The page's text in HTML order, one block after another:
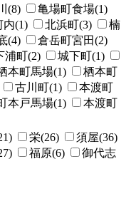
(8)
亀場町食場(1)
内(1) 北浜町(3)
楠
(4)
倉岳町宮田(2)
浦町(2)
城下町(1)
本町馬場(1)
栖本町
古川町(1)
本渡町
本戸馬場(1)
本渡町
栄(26)
須屋(36)
福原(6)
御代志